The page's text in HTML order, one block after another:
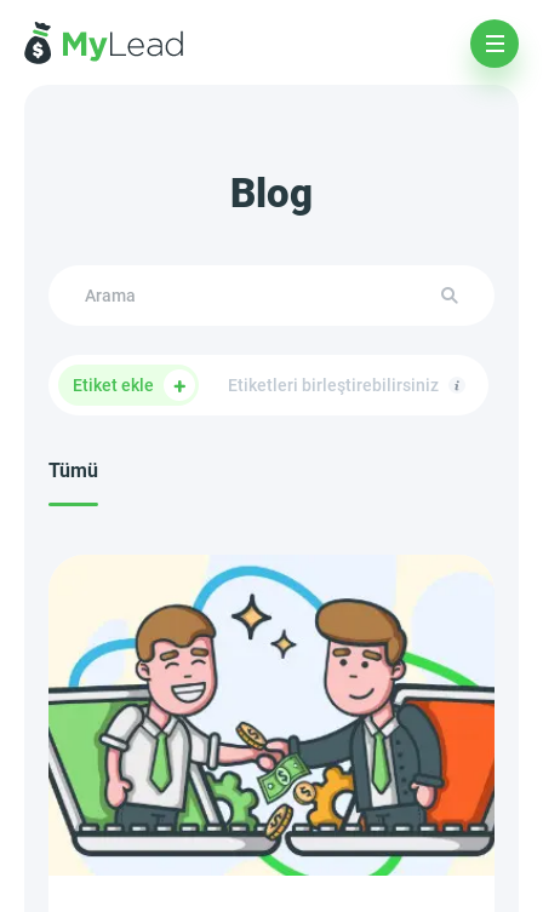
Blog
Etiket ekle Etiketleri birleştirebilirsiniz
Tümü